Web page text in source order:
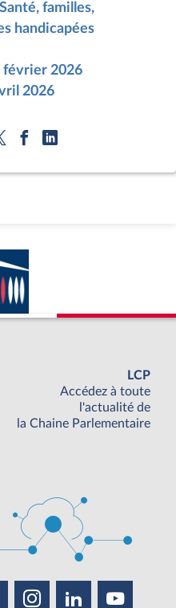
Santé, familles,
handicapées
février 2026
2026
LCP
Accédez à toute
l'actualité de
la Chaine Parlementaire